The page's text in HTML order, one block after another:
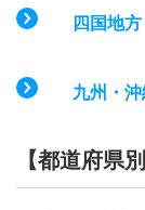
四国地方
九州・
【都道府県